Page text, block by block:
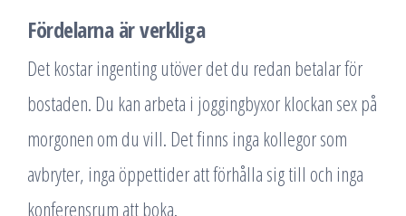
Fördelarna är verkliga
Det kostar ingenting utöver det du redan betalar för
bostaden. Du kan arbeta i joggingbyxor klockan sex på
morgonen om du vill. Det finns inga kollegor som
avbryter, inga öppettider att förhålla sig till och inga
konferensrum att boka.